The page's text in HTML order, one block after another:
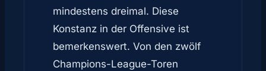
mindestens dreimal. Diese
Konstanz in der Offensive ist
bemerkenswert. Von den zwölf
Champions-League-Toren